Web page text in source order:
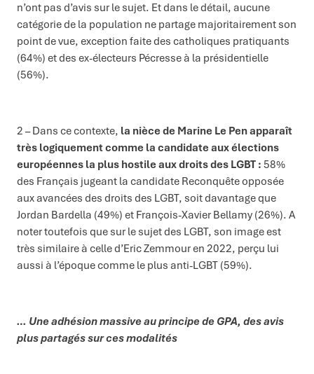
n’ont pas d’avis sur le sujet. Et dans le détail, aucune
catégorie de la population ne partage majoritairement son
point de vue, exception faite des catholiques pratiquants
(64%) et des ex-électeurs Pécresse à la présidentielle
(56%).
2 – Dans ce contexte, la nièce de Marine Le Pen apparaît
très logiquement comme la candidate aux élections
européennes la plus hostile aux droitsdes LGBT : 58%
des Français jugeant la candidate Reconquête opposée
aux avancées des droits des LGBT, soit davantage que
Jordan Bardella (49%) et François-Xavier Bellamy (26%). A
noter toutefois que sur le sujet des LGBT, son image est
très similaire à celle d’Eric Zemmour en 2022, perçu lui
aussi à l’époque comme le plus anti-LGBT (59%).
… Une adhésion massive au principe de GPA, des avis
plus partagés sur ces modalités